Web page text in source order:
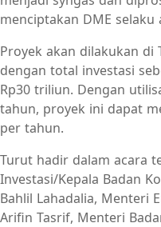
menciptakan DME
Proyek akan dilakukan di
dengan total investasi
Rp30 triliun. Dengan
tahun, proyek ini dapat
per tahun.
Turut hadir dalam acara
Investasi/Kepala Badan
Bahlil Lahadalia, Menteri
Arifin Tasrif, Menteri